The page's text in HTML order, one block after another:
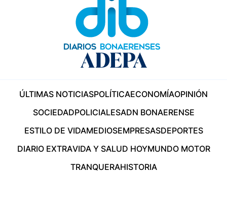
ÚLTIMAS NOTICIASPOLÍTICAECONOMÍAOPINIÓN
SOCIEDADPOLICIALESADN BONAERENSE
ESTILO DE VIDAMEDIOSEMPRESASDEPORTES
DIARIO EXTRAVIDA Y SALUD HOYMUNDO MOTOR
TRANQUERAHISTORIA